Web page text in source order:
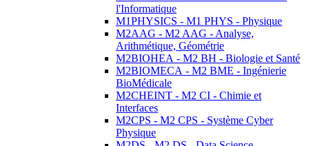
l'Informatique
M1PHYSICS - M1 PHYS - Physique
M2AAG - M2 AAG - Analyse,
Arithmétique, Géométrie
M2BIOHEA - M2 BH - Biologie et Santé
M2BIOMECA - M2 BME - Ingénierie
BioMédicale
M2CHEINT - M2 CI - Chimie et
Interfaces
M2CPS - M2 CPS - Système Cyber
Physique